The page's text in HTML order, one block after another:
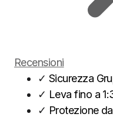
Recensioni
✓ Sicurezza
✓ Leva fino a
✓ Protezione